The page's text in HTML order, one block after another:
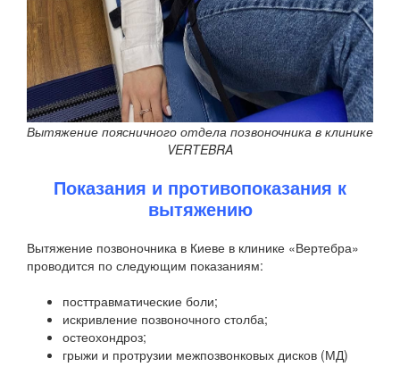
Вытяжение поясничного отдела позвоночника в клинике
VERTEBRA
Показания и противопоказания к
вытяжению
Вытяжение позвоночника в Киеве в клинике «Вертебра»
проводится по следующим показаниям:
посттравматические боли;
искривление позвоночного столба;
остеохондроз;
грыжи и протрузии межпозвонковых дисков (МД)